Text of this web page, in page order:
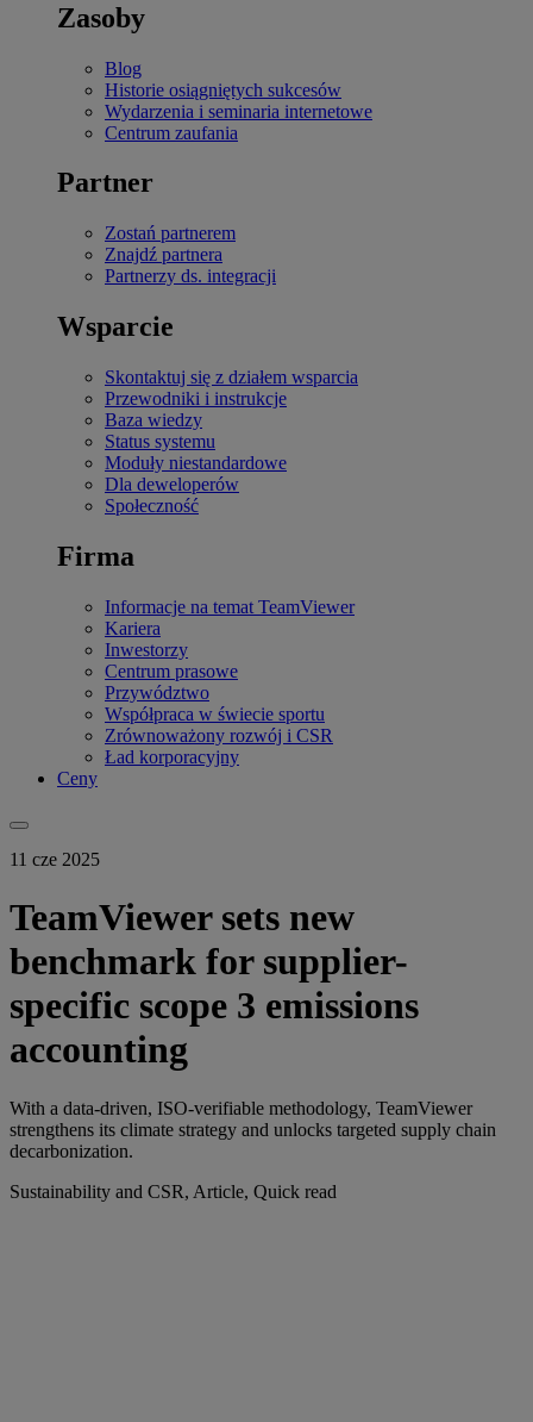
Zasoby
Blog
Historie osiągniętych sukcesów
Wydarzenia i seminaria internetowe
Centrum zaufania
Partner
Zostań partnerem
Znajdź partnera
Partnerzy ds. integracji
Wsparcie
Skontaktuj się z działem wsparcia
Przewodniki i instrukcje
Baza wiedzy
Status systemu
Moduły niestandardowe
Dla deweloperów
Społeczność
Firma
Informacje na temat TeamViewer
Kariera
Inwestorzy
Centrum prasowe
Przywództwo
Współpraca w świecie sportu
Zrównoważony rozwój i CSR
Ład korporacyjny
Ceny
11 cze 2025
TeamViewer sets new
benchmark for supplier-
specific scope 3 emissions
accounting
With a data-driven, ISO-verifiable methodology, TeamViewer
strengthens its climate strategy and unlocks targeted supply chain
decarbonization.
Sustainability and CSR, Article, Quick read